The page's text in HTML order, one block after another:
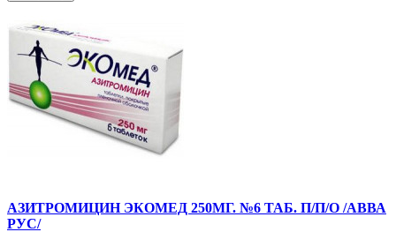
АЗИТРОМИЦИН ЭКОМЕД 250МГ. №6 ТАБ. П/П/О /АВВА
РУС/